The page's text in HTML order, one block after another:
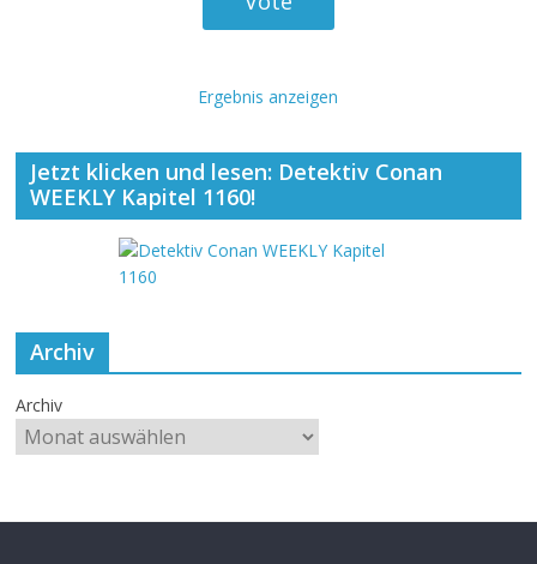
Ergebnis anzeigen
Jetzt klicken und lesen: Detektiv Conan
WEEKLY Kapitel 1160!
Archiv
Archiv